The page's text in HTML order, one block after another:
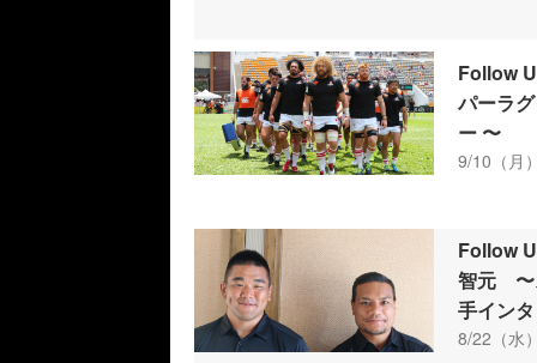
Follow
パーラ
ー 〜
9/10（月
Follow
智元 〜
手イン
8/22（水